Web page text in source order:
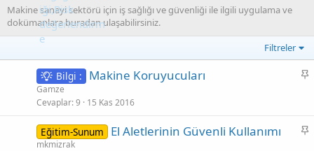
Makine sanayi sektörü için iş sağlığı ve güvenliği ile ilgili uygulama ve
dokümanlara buradan ulaşabilirsiniz.
Filtreler
S
t
Bilgi : Makine Koruyucuları
Gamze
Cevaplar 9 15 Kas 2016
S
Eğitim-Sunum El Aletlerinin Güvenli Kullanımı
mkmizrak